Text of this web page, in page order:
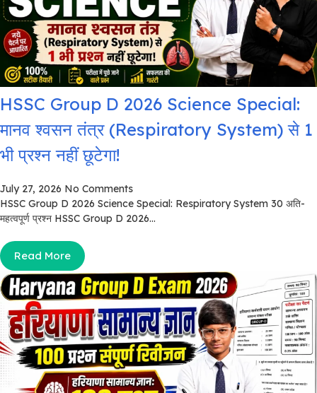
HSSC Group D 2026 Science Special:
मानव श्वसन तंत्र (Respiratory System) से 1
भी प्रश्न नहीं छूटेगा!
July 27, 2026 No Comments
HSSC Group D 2026 Science Special: Respiratory System 30 अति-
महत्वपूर्ण प्रश्न HSSC Group D 2026...
Read More